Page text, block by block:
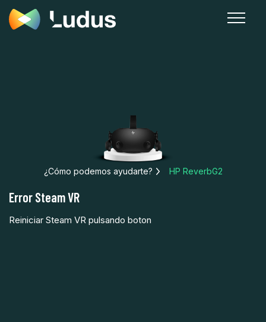
¿Cómo podemos ayudarte? HP ReverbG2
Error Steam VR
Reiniciar Steam VR pulsando boton